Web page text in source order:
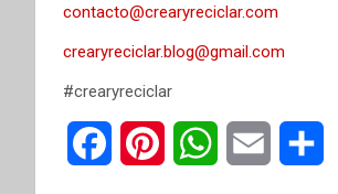
contacto@crearyreciclar.com
crearyreciclar.blog@gmail.com
#crearyreciclar